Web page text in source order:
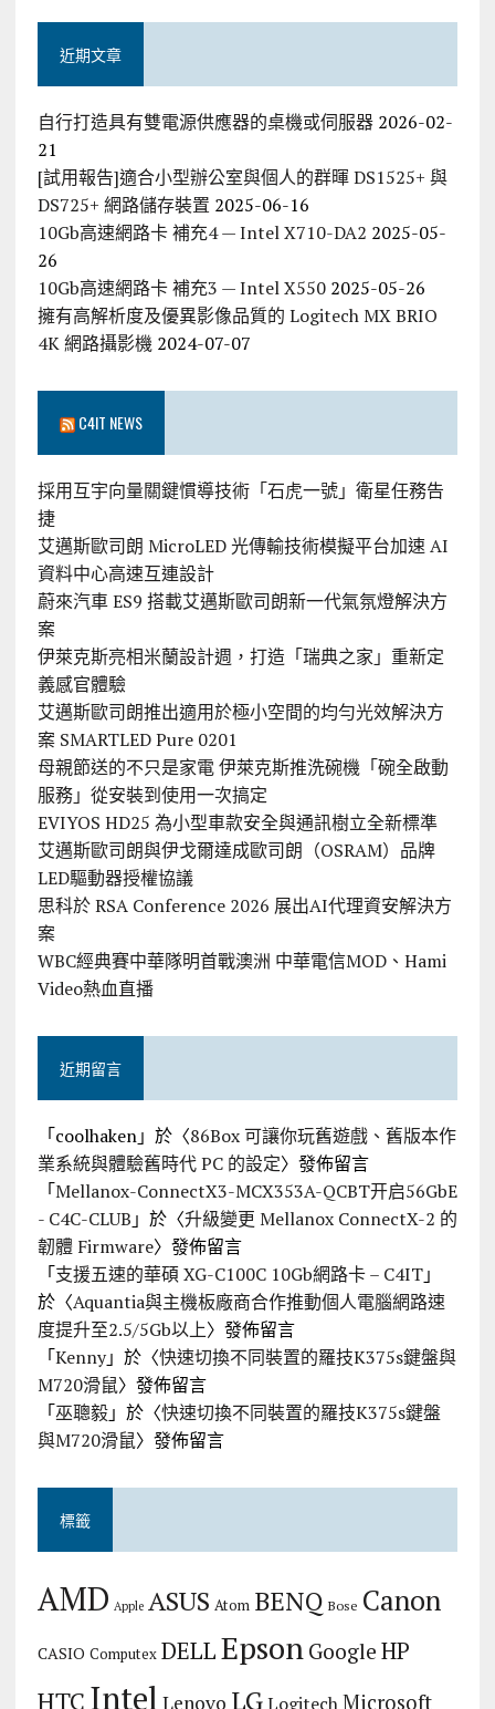
近期文章
自行打造具有雙電源供應器的桌機或伺服器 2026-02-
21
[試用報告]適合小型辦公室與個人的群暉 DS1525+ 與
DS725+ 網路儲存裝置 2025-06-16
10Gb高速網路卡 補充4 — Intel X710-DA2 2025-05-
26
10Gb高速網路卡 補充3 — Intel X550 2025-05-26
擁有高解析度及優異影像品質的 Logitech MX BRIO
4K 網路攝影機 2024-07-07
C4IT NEWS
採用互宇向量關鍵慣導技術「石虎一號」衛星任務告
捷
艾邁斯歐司朗 MicroLED 光傳輸技術模擬平台加速 AI
資料中心高速互連設計
蔚來汽車 ES9 搭載艾邁斯歐司朗新一代氣氛燈解決方
案
伊萊克斯亮相米蘭設計週，打造「瑞典之家」重新定
義感官體驗
艾邁斯歐司朗推出適用於極小空間的均勻光效解決方
案 SMARTLED Pure 0201
母親節送的不只是家電 伊萊克斯推洗碗機「碗全啟動
服務」從安裝到使用一次搞定
EVIYOS HD25 為小型車款安全與通訊樹立全新標準
艾邁斯歐司朗與伊戈爾達成歐司朗（OSRAM）品牌
LED驅動器授權協議
思科於 RSA Conference 2026 展出AI代理資安解決方
案
WBC經典賽中華隊明首戰澳洲 中華電信MOD、Hami
Video熱血直播
近期留言
「coolhaken」於〈86Box 可讓你玩舊遊戲、舊版本作
業系統與體驗舊時代 PC 的設定〉發佈留言
「Mellanox-ConnectX3-MCX353A-QCBT开启56GbE
- C4C-CLUB 」於〈升級變更 Mellanox ConnectX-2 的
韌體 Firmware〉發佈留言
「支援五速的華碩 XG-C100C 10Gb網路卡 – C4IT」
於〈Aquantia與主機板廠商合作推動個人電腦網路速
度提升至2.5/5Gb以上〉發佈留言
「Kenny」於〈快速切換不同裝置的羅技K375s鍵盤與
M720滑鼠〉發佈留言
「巫聰毅」於〈快速切換不同裝置的羅技K375s鍵盤
與M720滑鼠〉發佈留言
標籤
AMD Apple ASUS Atom BENQ Bose Canon
CASIO Computex DELLEpson Google HP
HTC Intel Lenovo LG Logitech Microsoft